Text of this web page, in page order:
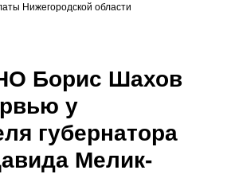
Нижегородской области
Борис Шахов
у
губернатора
Мелик-